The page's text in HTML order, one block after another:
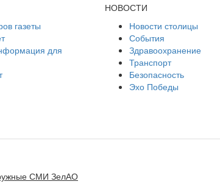
газеты
для
НОВОСТИ
Новости столицы
События
Здравоохранение
Транспорт
Безопасность
Эхо Победы
СМИ ЗелАО